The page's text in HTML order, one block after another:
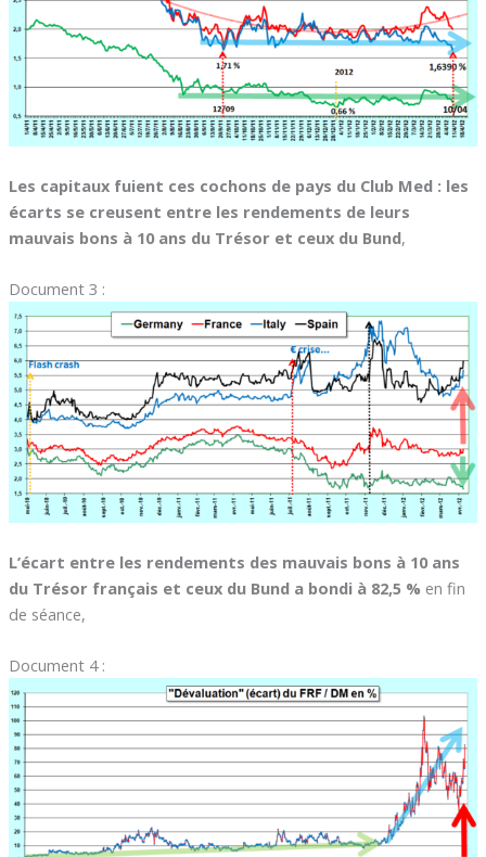
Les capitaux fuient ces cochons de pays du Club Med : les
écarts se creusent entre les rendements de leurs
mauvais bons à 10 ans du Trésor et ceux du Bund,
Document 3 :
L’écart entre les rendements des mauvais bons à 10 ans
du Trésor français et ceux du Bund a bondi à 82,5 % en fin
de séance,
Document 4 :